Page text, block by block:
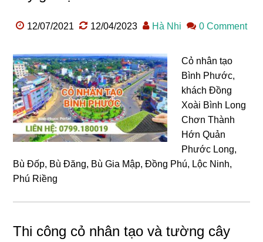
12/07/2021 12/04/2023 Hà Nhi 0 Comment
Cỏ nhân tạo
Bình Phước,
khách Đồng
Xoài Bình Long
Chơn Thành
Hớn Quản
Phước Long,
Bù Đốp, Bù Đăng, Bù Gia Mập, Đồng Phú, Lộc Ninh,
Phú Riềng
Thi công cỏ nhân tạo và tường cây